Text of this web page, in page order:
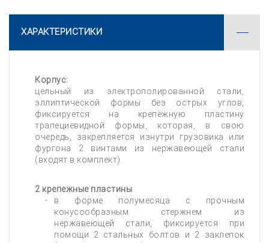
ХАРАКТЕРИСТИКИ
Корпус:
цельный из электрополированной стали,
эллиптической формы без острых углов,
фиксируется на крепёжную пластину
трапециевидной формы, которая, в свою
очередь, закрепляется изнутри грузовика или
фургона 2 винтами из нержавеющей стали
(входят в комплект).
2 крепежные пластины
в форме полумесяца с прочным
конусообразным стержнем из
нержавеющей стали, фиксируется при
помощи 2 стальных болтов и 2 заклепок